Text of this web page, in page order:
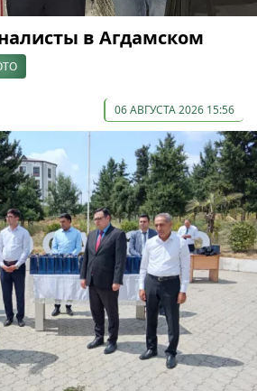
в Агдамском
06 АВГУСТА 2026 15:56